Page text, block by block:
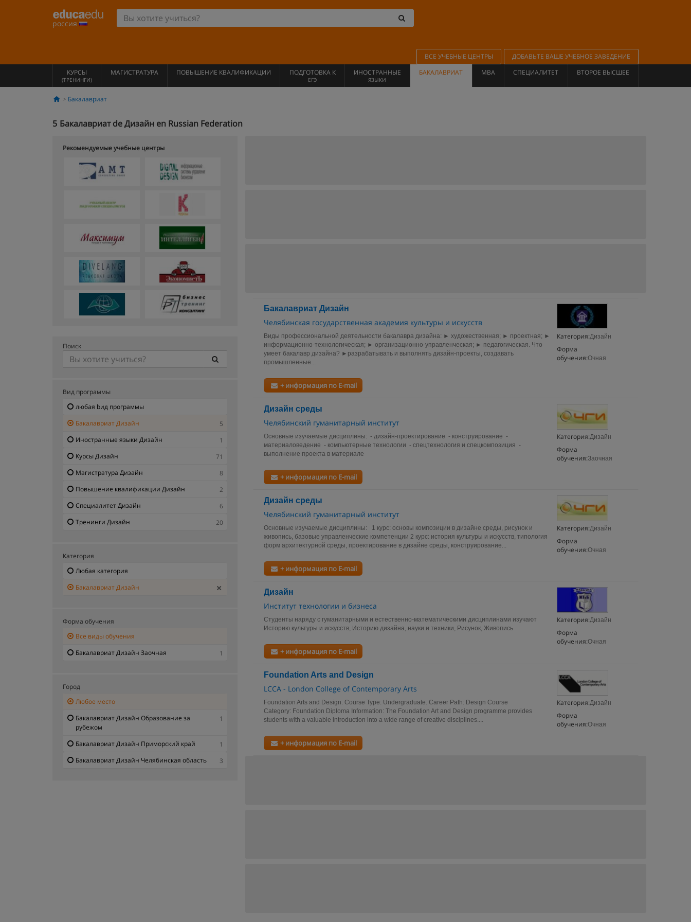
россия
ВСЕ УЧЕБНЫЕ ЦЕНТРЫ
ДОБАВЬТЕ ВАШЕ УЧЕБНОЕ ЗАВЕДЕНИЕ
КУРСЫ
(ТРЕНИНГИ)
МАГИСТРАТУРА ПОВЫШЕНИЕ КВАЛИФИКАЦИИ ПОДГОТОВКА К
ЕГЭ
ИНОСТРАННЫЕ
ЯЗЫКИ
БАКАЛАВРИАТ MBA СПЕЦИАЛИТЕТ ВТОРОЕ ВЫСШЕЕ
Бакалавриат
5 Бакалавриат de Дизайн en Russian Federation
Бакалавриат Дизайн
Челябинская государственная академия культуры и искусств
Категория:Дизайн
Форма
обучения:Очная
Виды профессиональной деятельности бакалавра дизайна: ► художественная; ► проектная; ►
информационно-технологическая; ► организационно-управленческая; ► педагогическая. Что
умеет бакалавр дизайна? ►разрабатывать и выполнять дизайн-проекты, создавать
промышленные...
+ информация по E-mail
Дизайн среды
Челябинский гуманитарный институт
Категория:Дизайн
Форма
обучения:Заочная
Основные изучаемые дисциплины: - дизайн-проектирование - конструирование -
материаловедение - компьютерные технологии - спецтехнология и спецкомпозиция -
выполнение проекта в материале
+ информация по E-mail
Дизайн среды
Челябинский гуманитарный институт
Категория:Дизайн
Форма
обучения:Очная
Основные изучаемые дисциплины: 1 курс: основы композиции в дизайне среды, рисунок и
живопись, базовые управленческие компетенции 2 курс: история культуры и искусств, типология
форм архитектурной среды, проектирование в дизайне среды, конструирование...
+ информация по E-mail
Дизайн
Институт технологии и бизнеса
Категория:Дизайн
Форма
обучения:Очная
Студенты наряду с гуманитарными и естественно-математическими дисциплинами изучают
Историю культуры и искусств, Историю дизайна, науки и техники, Рисунок, Живопись
+ информация по E-mail
Foundation Arts and Design
LCCA - London College of Contemporary Arts
Категория:Дизайн
Форма
обучения:Очная
Foundation Arts and Design. Course Type: Undergraduate. Career Path: Design Course
Category: Foundation Diploma Information: The Foundation Art and Design programme provides
students with a valuable introduction into a wide range of creative disciplines....
+ информация по E-mail
Рекомендуемые учебные центры
Поиск
Вид программы
любая bид программы
Бакалавриат Дизайн
5
Иностранные языки Дизайн
1
Курсы Дизайн
71
Магистратура Дизайн
8
Повышение квалификации Дизайн
2
Специалитет Дизайн
6
Тренинги Дизайн
20
Категория
Любая категория
Бакалавриат Дизайн
Форма обучения
Все виды обучения
Бакалавриат Дизайн Заочная
1
Город
Любое место
Бакалавриат Дизайн Образование за
рубежом
1
Бакалавриат Дизайн Приморский край
1
Бакалавриат Дизайн Челябинская область
3